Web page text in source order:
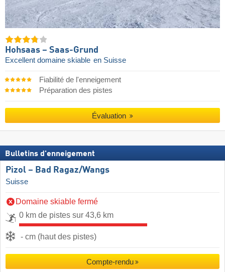
Hohsaas – Saas-Grund
Excellent domaine skiable en Suisse
Fiabilité de l'enneigement
Préparation des pistes
Évaluation
Bulletins d'enneigement
Pizol – Bad Ragaz/​Wangs
Suisse
Domaine skiable fermé
0 km de pistes sur 43,6 km
- cm (haut des pistes)
Compte-rendu